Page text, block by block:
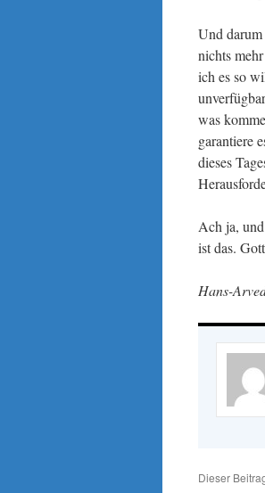
Und
nichts
ich es so
was
garantiere
dieses
Ach ja,
ist das.
Hans-
Dieser